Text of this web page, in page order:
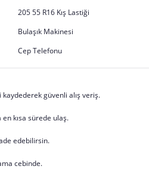
205 55 R16 Kış Lastiği
Bulaşık Makinesi
Cep Telefonu
güvenli alış veriş.
en kısa sürede ulaş.
edebilirsin.
cebinde.